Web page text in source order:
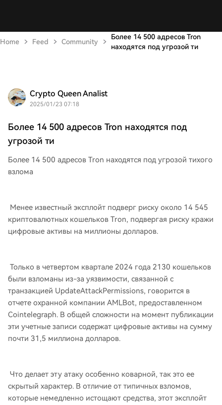
Home Feed Community
Более 14 500 адресов Tron
находятся под угрозой ти
Crypto Queen Analist
2025/01/23 07:18
Более 14 500 адресов Tron находятся под
угрозой ти
Более 14 500 адресов Tron находятся под угрозой тихого
взлома
Менее известный эксплойт подверг риску около 14 545
криптовалютных кошельков Tron, подвергая риску кражи
цифровые активы на миллионы долларов.
Только в четвертом квартале 2024 года 2130 кошельков
были взломаны из-за уязвимости, связанной с
транзакцией UpdateAttackPermissions, говорится в
отчете охранной компании AMLBot, предоставленном
Cointelegraph. В общей сложности на момент публикации
эти учетные записи содержат цифровые активы на сумму
почти 31,5 миллиона долларов.
Что делает эту атаку особенно коварной, так это ее
скрытый характер. В отличие от типичных взломов,
которые немедленно истощают средства, этот эксплойт